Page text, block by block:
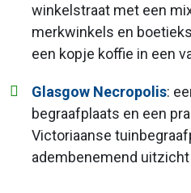
winkelstraat met een
merkwinkels en
een kopje koffie in een
Glasgow Necropolis:
begraafplaats en een
Victoriaanse
adembenemend